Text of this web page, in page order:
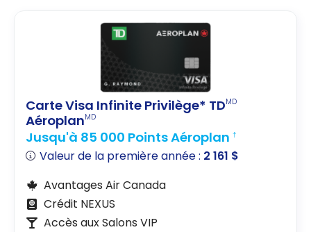
Carte Visa Infinite Privilège* TDMD
AéroplanMD
Jusqu'à 85 000 Points Aéroplan †
Valeur de la première année : 2 161 $
Avantages Air Canada
Crédit NEXUS
Accès aux Salons VIP